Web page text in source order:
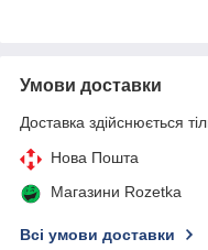
Умови доставки
Доставка здійснюється
Нова Пошта
Магазини Rozetka
Всі умови доставки